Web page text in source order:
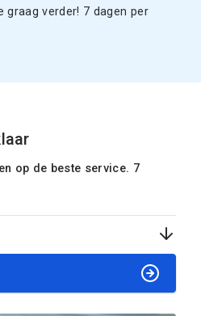
graag verder! 7 dagen per
op de beste service. 7